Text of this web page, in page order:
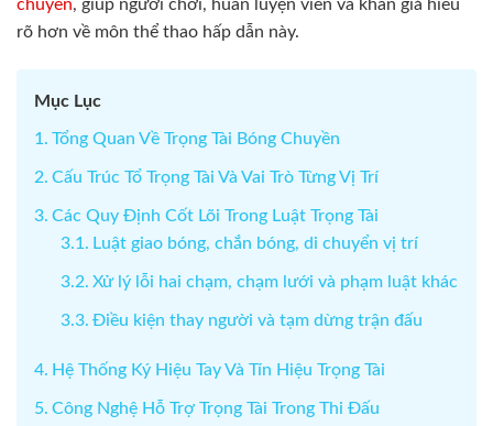
chuyền, giúp người chơi, huấn luyện viên và khán giả hiểu
rõ hơn về môn thể thao hấp dẫn này.
Mục Lục
Tổng Quan Về Trọng Tài Bóng Chuyền
Cấu Trúc Tổ Trọng Tài Và Vai Trò Từng Vị Trí
Các Quy Định Cốt Lõi Trong Luật Trọng Tài
Luật giao bóng, chắn bóng, di chuyển vị trí
Xử lý lỗi hai chạm, chạm lưới và phạm luật khác
Điều kiện thay người và tạm dừng trận đấu
Hệ Thống Ký Hiệu Tay Và Tín Hiệu Trọng Tài
Công Nghệ Hỗ Trợ Trọng Tài Trong Thi Đấu